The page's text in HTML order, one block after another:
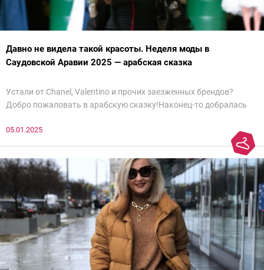
Давно не видела такой красоты. Неделя моды в
Саудовской Аравии 2025 — арабская сказка
Устали от Chanel, Valentino и прочих заезженных брендов?
Добро пожаловать в арабскую сказку!Наконец-то добралась
все и осталась под глубоким впечатлением. Национальный
колорит Ближнего Востока на современный манер — это
невероятно красиво.Все стереотипы, какие были у меня насчет
арабских дизайнеров, рассеялись как дым. А столько красоты
сегодня сложно увидеть на других известных неделях
мод.Самое интересное сейчас покажу ?
05.01.2025